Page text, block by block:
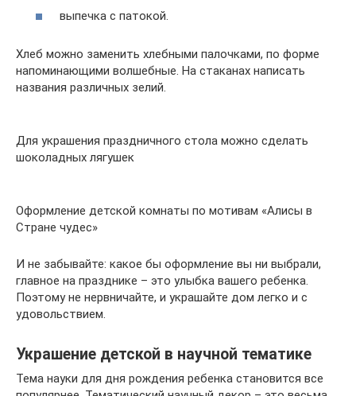
выпечка с патокой.
Хлеб можно заменить хлебными палочками, по форме
напоминающими волшебные. На стаканах написать
названия различных зелий.
Для украшения праздничного стола можно сделать
шоколадных лягушек
Оформление детской комнаты по мотивам «Алисы в
Стране чудес»
И не забывайте: какое бы оформление вы ни выбрали,
главное на празднике – это улыбка вашего ребенка.
Поэтому не нервничайте, и украшайте дом легко и с
удовольствием.
Украшение детской в научной тематике
Тема науки для дня рождения ребенка становится все